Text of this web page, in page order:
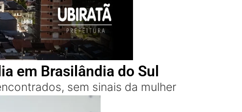
em Brasilândia do Sul